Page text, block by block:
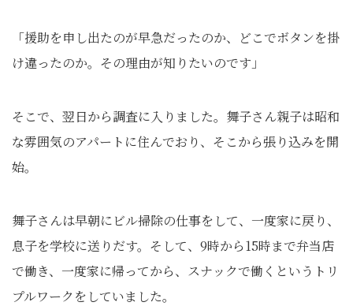
「援助を申し出たのが早急だったのか、どこでボタンを掛
け違ったのか。その理由が知りたいのです」
そこで、翌日から調査に入りました。舞子さん親子は昭和
な雰囲気のアパートに住んでおり、そこから張り込みを開
始。
舞子さんは早朝にビル掃除の仕事をして、一度家に戻り、
息子を学校に送りだす。そして、9時から15時まで弁当店
で働き、一度家に帰ってから、スナックで働くというトリ
プルワークをしていました。